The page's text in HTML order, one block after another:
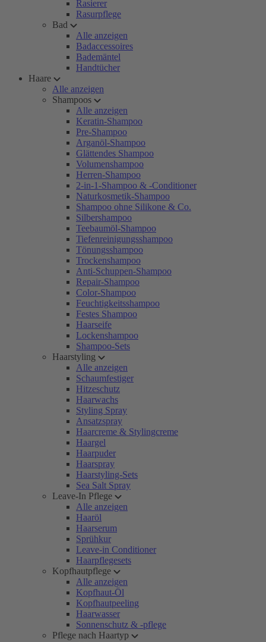
Rasierer
Rasurpflege
Bad
Alle anzeigen
Badaccessoires
Bademäntel
Handtücher
Haare
Alle anzeigen
Shampoos
Alle anzeigen
Keratin-Shampoo
Pre-Shampoo
Arganöl-Shampoo
Glättendes Shampoo
Volumenshampoo
Herren-Shampoo
2-in-1-Shampoo & -Conditioner
Naturkosmetik-Shampoo
Shampoo ohne Silikone & Co.
Silbershampoo
Teebaumöl-Shampoo
Tiefenreinigungsshampoo
Tönungsshampoo
Trockenshampoo
Anti-Schuppen-Shampoo
Repair-Shampoo
Color-Shampoo
Feuchtigkeitsshampoo
Festes Shampoo
Haarseife
Lockenshampoo
Shampoo-Sets
Haarstyling
Alle anzeigen
Schaumfestiger
Hitzeschutz
Haarwachs
Styling Spray
Ansatzspray
Haarcreme & Stylingcreme
Haargel
Haarpuder
Haarspray
Haarstyling-Sets
Sea Salt Spray
Leave-In Pflege
Alle anzeigen
Haaröl
Haarserum
Sprühkur
Leave-in Conditioner
Haarpflegesets
Kopfhautpflege
Alle anzeigen
Kopfhaut-Öl
Kopfhautpeeling
Haarwasser
Sonnenschutz & -pflege
Pflege nach Haartyp